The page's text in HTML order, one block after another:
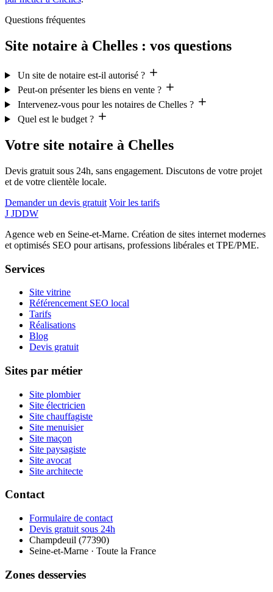
Questions fréquentes
Site notaire à Chelles : vos questions
Un site de notaire est-il autorisé ?
Peut-on présenter les biens en vente ?
Intervenez-vous pour les notaires de Chelles ?
Quel est le budget ?
Votre site notaire à Chelles
Devis gratuit sous 24h, sans engagement. Discutons de votre projet
et de votre clientèle locale.
Demander un devis gratuit Voir les tarifs
J JDDW
Agence web en Seine-et-Marne. Création de sites internet modernes
et optimisés SEO pour artisans, professions libérales et TPE/PME.
Services
Site vitrine
Référencement SEO local
Tarifs
Réalisations
Blog
Devis gratuit
Sites par métier
Site plombier
Site électricien
Site chauffagiste
Site menuisier
Site maçon
Site paysagiste
Site avocat
Site architecte
Contact
Formulaire de contact
Devis gratuit sous 24h
Champdeuil (77390)
Seine-et-Marne · Toute la France
Zones desservies